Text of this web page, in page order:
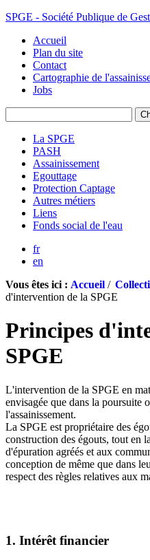
SPGE - Société Publique de
Accueil
Plan du site
Contact
Cartographie de
Jobs
La SPGE
PASH
Assainissement
Egouttage
Protection Captage
Autres métiers
Liens
Fonds social de l'eau
fr
en
Vous êtes ici : Accueil /
d'intervention de la SPGE
Principes
SPGE
L'intervention de la SPGE en
envisagée que dans la poursuite
l'assainissement.
La SPGE est propriétaire des
construction des égouts, tout en
d'épuration agréés et aux
conception de même que dans
respect des règles relatives aux
1. Intérêt financier